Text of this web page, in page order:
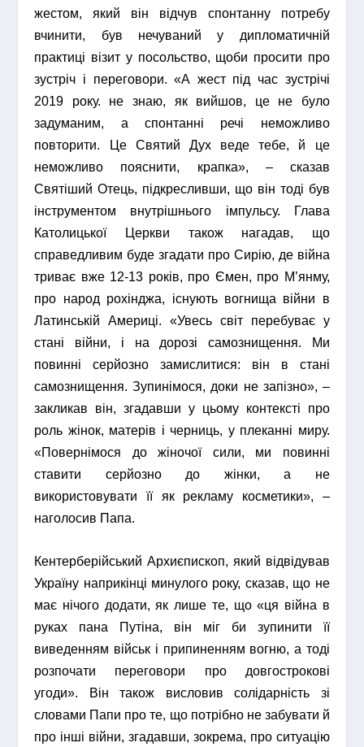
жестом, який він відчув спонтанну потребу
вчинити, був нечуваний у дипломатичній
практиці візит у посольство, щоби просити про
зустріч і переговори. «А жест під час зустрічі
2019 року. не знаю, як вийшов, це не було
задуманим, а спонтанні речі неможливо
повторити. Це Святий Дух веде тебе, й це
неможливо пояснити, крапка», – сказав
Святіший Отець, підкресливши, що він тоді був
інструментом внутрішнього імпульсу. Глава
Католицької Церкви також нагадав, що
справедливим буде згадати про Сирію, де війна
триває вже 12-13 років, про Ємен, про М’янму,
про народ рохінджа, існують вогнища війни в
Латинській Америці. «Увесь світ перебуває у
стані війни, і на дорозі самознищення. Ми
повинні серйозно замислитися: він в стані
самознищення. Зупинімося, доки не запізно», –
закликав він, згадавши у цьому контексті про
роль жінок, матерів і черниць, у плеканні миру.
«Повернімося до жіночої сили, ми повинні
ставити серйозно до жінки, а не
використовувати її як рекламу косметики», –
наголосив Папа.
Кентерберійський Архиєпископ, який відвідував
Україну наприкінці минулого року, сказав, що не
має нічого додати, як лише те, що «ця війна в
руках пана Путіна, він міг би зупинити її
виведенням військ і припиненням вогню, а тоді
розпочати переговори про довгострокові
угоди». Він також висловив солідарність зі
словами Папи про те, що потрібно не забувати й
про інші війни, згадавши, зокрема, про ситуацію